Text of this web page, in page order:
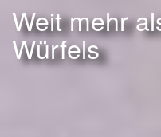
Weit mehr
Würfels